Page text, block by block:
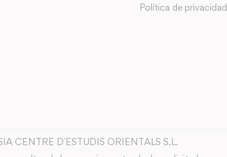
Política de privacidad
CENTRE D´ESTUDIS ORIENTALS S.L.